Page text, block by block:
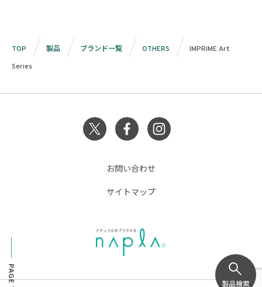
TOP 製品 ブランド一覧 OTHERS
IMPRIME Art
Series
お問い合わせ
サイトマップ